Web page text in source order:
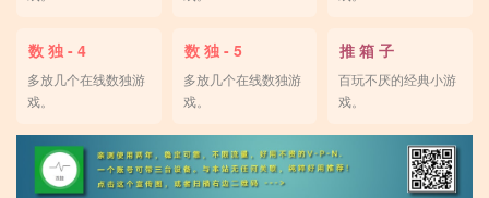
数 独 - 4
多放几个在线数独游
戏。
数 独 - 5
多放几个在线数独游
戏。
推 箱 子
百玩不厌的经典小游
戏。